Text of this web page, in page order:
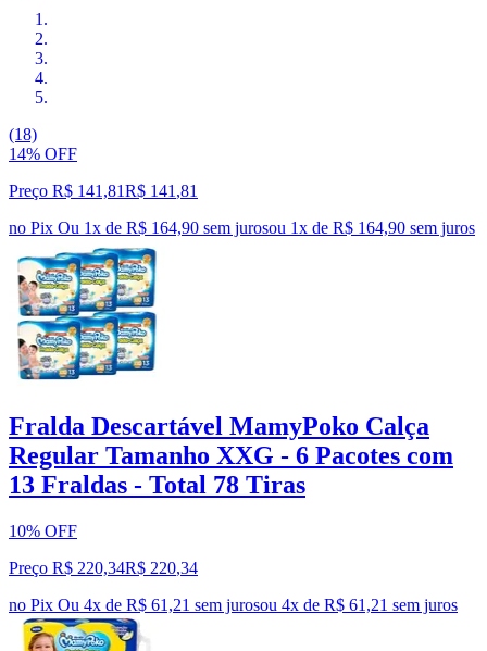
(18)
14% OFF
Preço R$ 141,81R$ 141 ,81
no Pix Ou 1x de R$ 164,90 sem jurosou 1x de R$ 164,90 sem juros
Fralda Descartável MamyPoko Calça
Regular Tamanho XXG - 6 Pacotes com
13 Fraldas - Total 78 Tiras
10% OFF
Preço R$ 220,34R$ 220,34
no Pix Ou 4x de R$ 61,21 sem jurosou 4x de R$ 61,21 sem juros